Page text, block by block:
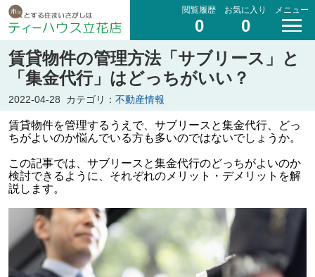
閲覧履歴
0
お気に入り
0
メニュー
賃貸物件の管理方法「サブリース」と
「集金代行」はどっちがいい？
2022-04-28 カテゴリ： 不動産情報
賃貸物件を管理するうえで、サブリースと集金代行、どっ
ちがよいのか悩んでいる方も多いのではないでしょうか。
この記事では、サブリースと集金代行のどっちがよいのか
検討できるように、それぞれのメリット・デメリットを解
説します。